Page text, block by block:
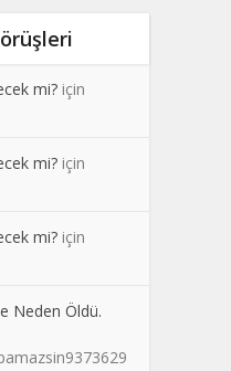
mi? için
mi? için
mi? için
Neden Öldü.